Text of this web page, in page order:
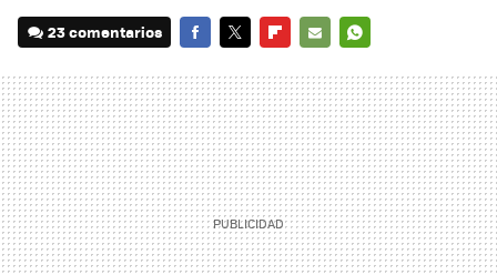
23 comentarios
MAIL